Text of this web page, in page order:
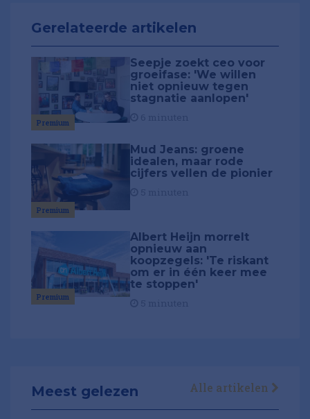
Gerelateerde artikelen
Premium
Seepje zoekt ceo voor
groeifase: 'We willen
niet opnieuw tegen
stagnatie aanlopen'
Premium
Mud Jeans: groene
idealen, maar rode
cijfers vellen de pionier
Premium
Albert Heijn morrelt
opnieuw aan
koopzegels: 'Te riskant
om er in één keer mee
te stoppen'
Meest gelezen Alle artikelen